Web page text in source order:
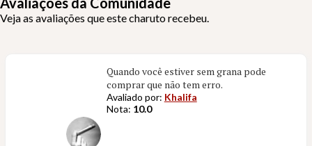
Veja as avaliações que este charuto recebeu.
Quando você estiver sem grana pode
comprar que não tem erro.
Avaliado por: Khalifa
Nota: 10.0